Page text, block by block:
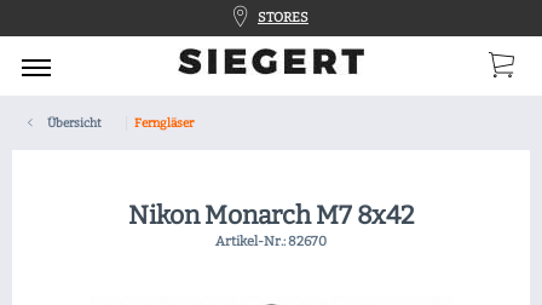
STORES
Übersicht Ferngläser
Nikon Monarch M7 8x42
Artikel-Nr.:82670